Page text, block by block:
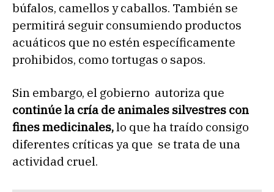
búfalos, camellos y caballos. También se
permitirá seguir consumiendo productos
acuáticos que no estén específicamente
prohibidos, como tortugas o sapos.
Sin embargo, el gobierno autoriza que
continúe la cría de animales silvestres con
fines medicinales,lo que ha traído consigo
diferentes críticas ya que se trata de una
actividad cruel.